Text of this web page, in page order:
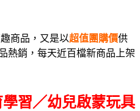
商品，又是以超值團購價供
熱銷，每天近百檔新商品上架
習／幼兒啟蒙玩具